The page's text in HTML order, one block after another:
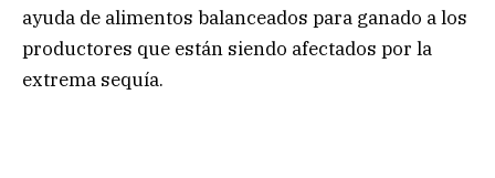
ayuda de alimentos balanceados para ganado a los
productores que están siendo afectados por la
extrema sequía.